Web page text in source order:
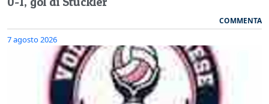
COMMENTA
7 agosto 2026